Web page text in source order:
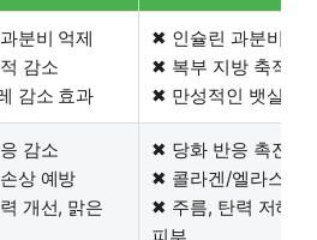
분비 억제
감소
감소 효과
✖ 인슐린 과분비 유
✖ 복부 지방 축적 가
✖ 만성적인 뱃살 증
감소
상 예방
개선, 맑은
✖ 당화 반응 촉진
✖ 콜라겐/엘라스틴
✖ 주름, 탄력 저하,
피부